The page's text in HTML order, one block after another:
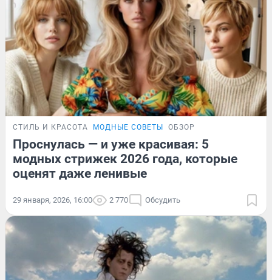
СТИЛЬ И КРАСОТА МОДНЫЕ СОВЕТЫ ОБЗОР
Проснулась — и уже красивая: 5
модных стрижек 2026 года, которые
оценят даже ленивые
29 января, 2026, 16:00 2 770 Обсудить